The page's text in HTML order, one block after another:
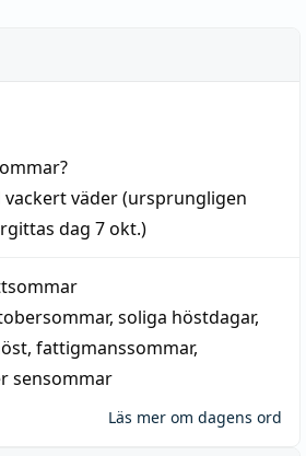
?
vackertväder(ursprungligen
dag 7 okt.)
, soliga höstdagar,
, fattigmanssommar,
sensommar
Läs mer om dagens ord